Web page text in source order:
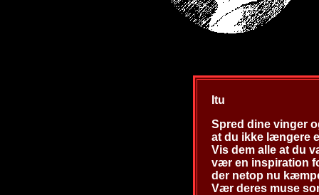
Itu
Spred dine vinger
at du ikke længere
Vis dem alle at du
vær en inspiration
der netop nu
Vær deres muse